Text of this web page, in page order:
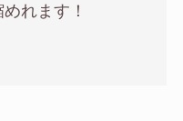
れます！